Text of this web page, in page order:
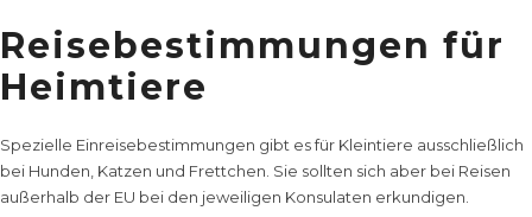
Reisebestimmungen für
Heimtiere
Spezielle Einreisebestimmungen gibt es für Kleintiere ausschließlich
bei Hunden, Katzen und Frettchen. Sie sollten sich aber bei Reisen
außerhalb der EU bei den jeweiligen Konsulaten erkundigen.